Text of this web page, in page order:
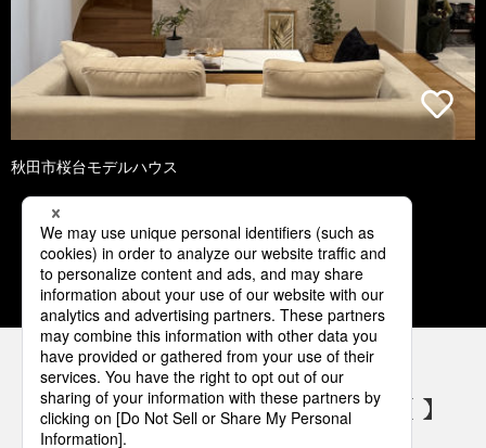
秋田市桜台モデルハウス
1 2 3 4 5
パナソニックの電気設備 SNSアカウント